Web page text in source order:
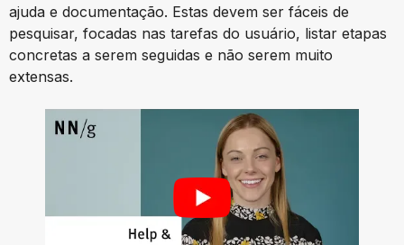
ajuda e documentação. Estas devem ser fáceis de
pesquisar, focadas nas tarefas do usuário, listar etapas
concretas a serem seguidas e não serem muito
extensas.